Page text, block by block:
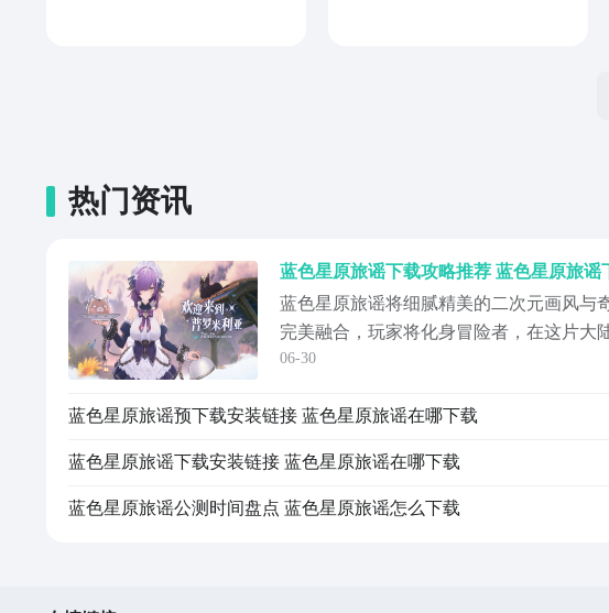
热门资讯
蓝色星原旅谣下载攻略推荐 蓝色星原旅谣
蓝色星原旅谣将细腻精美的二次元画风与
完美融合，玩家将化身冒险者，在这片大
格的少女伙伴，卷入阵营纷争，那么，蓝
去九游平台下载，是目前手游福利最多的
动的是，现仅...
06-30
蓝色星原旅谣预下载安装链接 蓝色星原旅谣在哪下载
蓝色星原旅谣下载安装链接 蓝色星原旅谣在哪下载
蓝色星原旅谣公测时间盘点 蓝色星原旅谣怎么下载